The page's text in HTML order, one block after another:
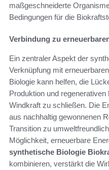
maßgeschneiderte
Bedingungen für die
Verbindung zu
Ein zentraler Aspekt der
Verknüpfung mit
Biologie kann helfen, die
Produktion und
Windkraft zu schließen. Die
aus nachhaltig gewonnenen
Transition zu
Möglichkeit, erneuerbare
synthetische Biologie
kombinieren, verstärkt die